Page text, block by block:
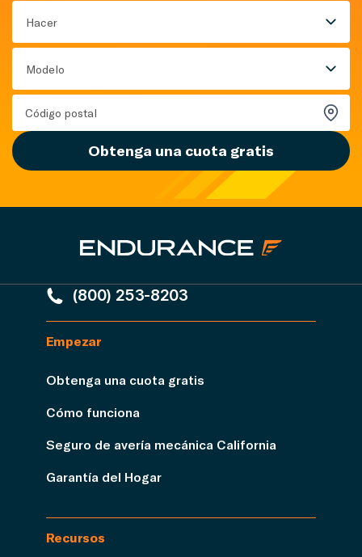
Hacer
Modelo
Obtenga una cuota gratis
(800) 253-8203
Empezar
Obtenga una cuota gratis
Cómo funciona
Seguro de avería mecánica California
Garantía del Hogar
Recursos